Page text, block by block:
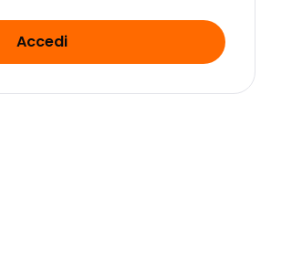
Accedi